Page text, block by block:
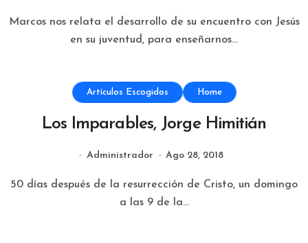
Marcos nos relata el desarrollo de su encuentro con Jesús
en su juventud, para enseñarnos...
Artículos Escogidos Home
Los Imparables, Jorge Himitián
Administrador Ago 28, 2018
50 días después de la resurrección de Cristo, un domingo
a las 9 de la...